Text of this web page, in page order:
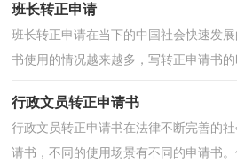
班长转正申请
班长转正申请在当下的中国社会快速发
书使用的情况越来越多，写转正申请书
行政文员转正申请书
行政文员转正申请书在法律不断完善的
请书，不同的使用场景有不同的申请书